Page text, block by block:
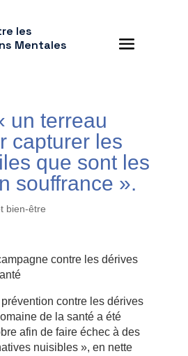
les
Mentales
un terreau
capturer les
que sont les
souffrance ».
bien-être
contre les dérives
contre les dérives
de la santé a été
afin de faire échec à des
nuisibles », en nette